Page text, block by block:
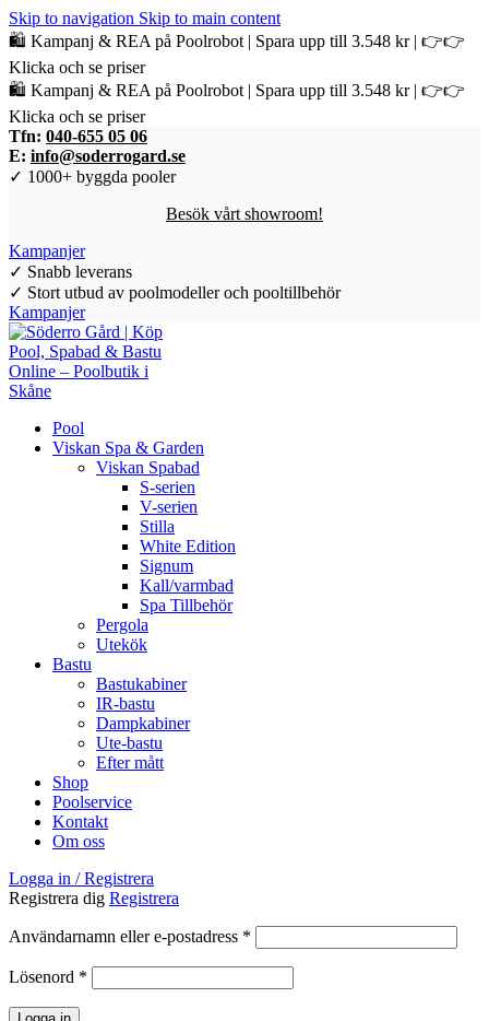
Skip to navigation Skip to main content
🛍️ Kampanj & REA på Poolrobot | Spara upp till 3.548 kr | 👉👉
Klicka och se priser
🛍️ Kampanj & REA på Poolrobot | Spara upp till 3.548 kr | 👉👉
Klicka och se priser
Tfn: 040-655 05 06
E: info@soderrogard.se
✓ 1000+ byggda pooler
Besök vårt showroom!
Kampanjer
✓ Snabb leverans
✓ Stort utbud av poolmodeller och pooltillbehör
Kampanjer
Pool
Viskan Spa & Garden
Viskan Spabad
S-serien
V-serien
Stilla
White Edition
Signum
Kall/varmbad
Spa Tillbehör
Pergola
Utekök
Bastu
Bastukabiner
IR-bastu
Dampkabiner
Ute-bastu
Efter mått
Shop
Poolservice
Kontakt
Om oss
Logga in / Registrera
Registrera dig Registrera
Användarnamn eller e-postadress *
Lösenord *